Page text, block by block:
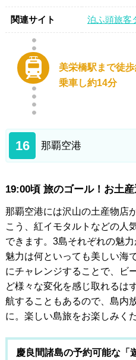
関連サイト 泊ふ頭旅客
美栄橋駅まで徒
乗車し約14分
16 那覇空港
19:00頃 旅のゴール！お土
那覇空港には沢山の土産物店
こう、紅イモタルトなどの人
できます。3島それぞれの魅
魅力は何といっても美しい海
にチャレンジすることで、ビ
ど様々な変化を感じ取れるは
航することもあるので、島内
に。楽しい島旅をお楽しみく
慶良間諸島の予約可能な「